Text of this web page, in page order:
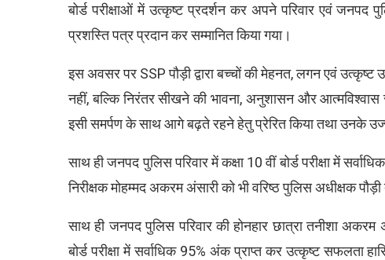
बोर्ड परीक्षाओं में उत्कृष्ट प्रदर्शन कर अपने परिवार एवं जनपद
प्रशस्ति पत्र प्रदान कर सम्मानित किया गया।
इस अवसर पर SSP पौड़ी द्वारा बच्चों की मेहनत, लगन एवं
नहीं, बल्कि निरंतर सीखने की भावना, अनुशासन और आत्मविश्वास
इसी समर्पण के साथ आगे बढ़ते रहने हेतु प्रेरित किया तथा उनके
साथ ही जनपद पुलिस परिवार में कक्षा 10 वीं बोर्ड परीक्षा में
निरीक्षक मोहम्मद अकरम अंसारी को भी वरिष्ठ पुलिस अधीक्षक
साथ ही जनपद पुलिस परिवार की होनहार छात्रा तनीशा अकरम
बोर्ड परीक्षा में सर्वाधिक 95% अंक प्राप्त कर उत्कृष्ट सफलता